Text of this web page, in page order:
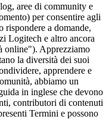
aree di community e
per consentire agli
rispondere a domande,
Logitech e altro ancora
online"). Apprezziamo
la diversità dei suoi
apprendere e
abbiamo un
in inglese che devono
contributori di contenuti
Termini e possono